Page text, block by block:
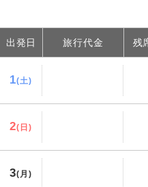
出発日 旅行代金 残
1(土)
2(日)
3(月)